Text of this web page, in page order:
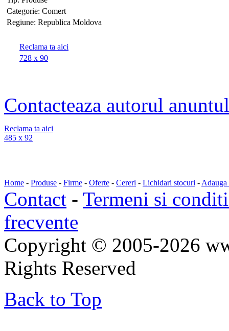
Categorie: Comert
Regiune: Republica Moldova
Reclama ta aici
728 x 90
Contacteaza autorul
Reclama ta aici
485 x 92
Home - Produse - Firme - Oferte - Cereri - Lichidari stocuri - Adauga
Contact - Termeni si
frecvente
Copyright © 2005-2026
Rights Reserved
Back to Top